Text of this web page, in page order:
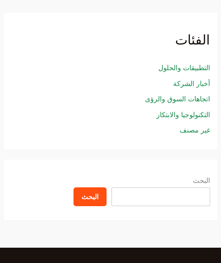
الفئات
التطبيقات والحلول
أخبار الشركة
اتجاهات السوق والرؤى
التكنولوجيا والابتكار
غير مصنف
البحث
البحث